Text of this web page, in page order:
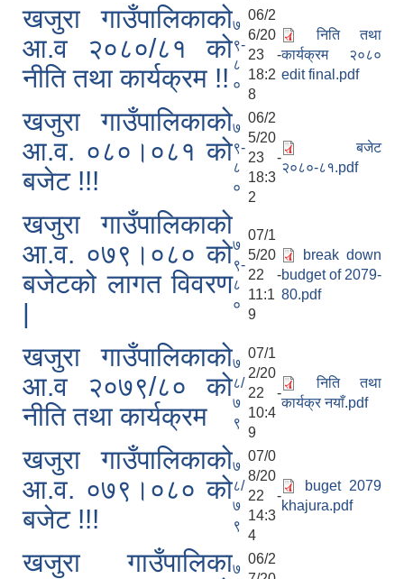
खजुरा गाउँपालिकाको
आ.व २०८०/८१ को
नीति तथा कार्यक्रम !!
७
९-
८
०
06/2
6/20
23 -
18:2
8
निति तथा
कार्यक्रम २०८०
edit final.pdf
खजुरा गाउँपालिकाको
आ.व. ०८०।०८१ को
बजेट !!!
७
९-
८
०
06/2
5/20
23 -
18:3
2
बजेट
२०८०-८१.pdf
खजुरा गाउँपालिकाको
आ.व. ०७९।०८० को
बजेटको लागत विवरण
|
७
९-
८
०
07/1
5/20
22 -
11:1
9
break down
budget of 2079-
80.pdf
खजुरा गाउँपालिकाको
आ.व २०७९/८० को
नीति तथा कार्यक्रम
७
८/
७
९
07/1
2/20
22 -
10:4
9
निति तथा
कार्यक्र नयाँ.pdf
खजुरा गाउँपालिकाको
आ.व. ०७९।०८० को
बजेट !!!
७
८/
७
९
07/0
8/20
22 -
14:3
4
buget 2079
khajura.pdf
खजुरा गाउँपालिका७
06/2